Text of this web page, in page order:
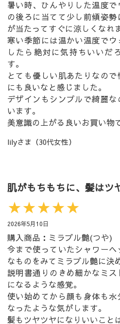
暑い時、ひんやりした温度
の後ろに当てて少し前傾姿
が当たってすぐに涼しくなれ
寒い季節には温かい温度で
したら絶対に気持ちいいだ
す。
とても優しい肌あたりなの
にも良いなと感じました。
デザインもシンプルで綺麗
います。
美意識の上がる良いお買い物
lilyさま（30代女性）
肌がもちもちに、髪はツ
★★★★★
2026年5月10日
購入商品：ミラブル艶(つや)
今まで使っていたシャワー
なものをみてミラブル艶に決
説明書通りのきめ細かなミ
になるような感覚。
使い始めてから顔も身体も
なったような気がします。
髪もツヤツヤになりいいこと